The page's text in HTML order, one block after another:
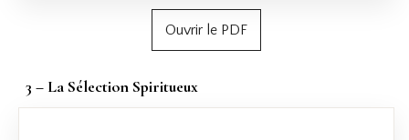
Ouvrir le PDF
3 – La Sélection Spiritueux